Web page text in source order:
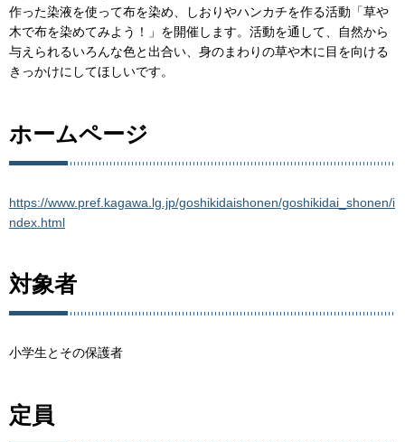
作った染液を使って布を染め、しおりやハンカチを作る活動「草や
木で布を染めてみよう！」を開催します。活動を通して、自然から
与えられるいろんな色と出合い、身のまわりの草や木に目を向ける
きっかけにしてほしいです。
ホームページ
https://www.pref.kagawa.lg.jp/goshikidaishonen/goshikidai_shonen/i
ndex.html
対象者
小学生とその保護者
定員